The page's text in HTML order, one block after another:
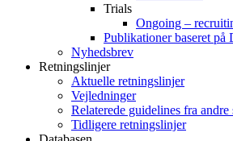
Trials
Ongoing –
Publikationer baseret på
Nyhedsbrev
Retningslinjer
Aktuelle retningslinjer
Vejledninger
Relaterede guidelines fra andre
Tidligere retningslinjer